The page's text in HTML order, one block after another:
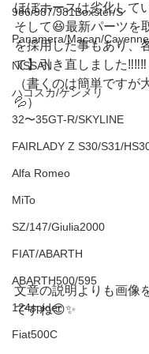
986/987/981Boxster/S
Panamera/Macan/Cayenne
NISSAN
ハコスカ/ケンメリ
32〜35GT-R/SKYLINE
FAIRLADY Z S30/S31/
Alfa Romeo
MiTo
SZ/147/Giulia2000
FIAT/ABARTH
ABARTH500/595
124spider
Fiat500C
ほぼホースは劣化して
そして😆最新パーツを
を採用した事もあり、
て】引き直しました‼️‼️‼️
（書くのは簡単ですが
💦）
文章の説明よりも画像
ですね😊✨